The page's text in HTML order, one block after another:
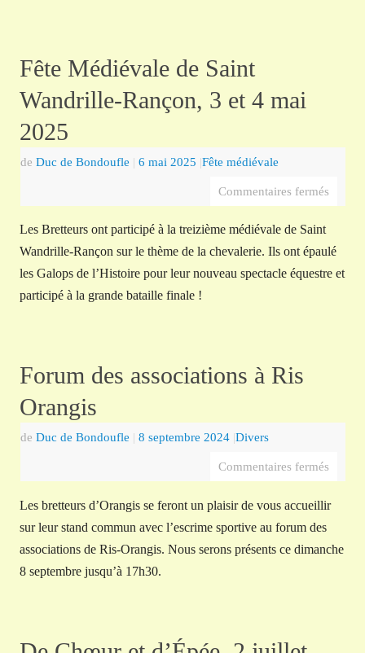
Fête Médiévale de Saint
Wandrille-Rançon, 3 et 4 mai
2025
deDuc de Bondoufle | 6 mai 2025 |Fête médiévale
Commentaires fermés
Les Bretteurs ont participé à la treizième médiévale de Saint
Wandrille-Rançon sur le thème de la chevalerie. Ils ont épaulé
les Galops de l’Histoire pour leur nouveau spectacle équestre et
participé à la grande bataille finale !
Forum des associations à Ris
Orangis
deDuc de Bondoufle | 8 septembre 2024 |Divers
Commentaires fermés
Les bretteurs d’Orangis se feront un plaisir de vous accueillir
sur leur stand commun avec l’escrime sportive au forum des
associations de Ris-Orangis. Nous serons présents ce dimanche
8 septembre jusqu’à 17h30.